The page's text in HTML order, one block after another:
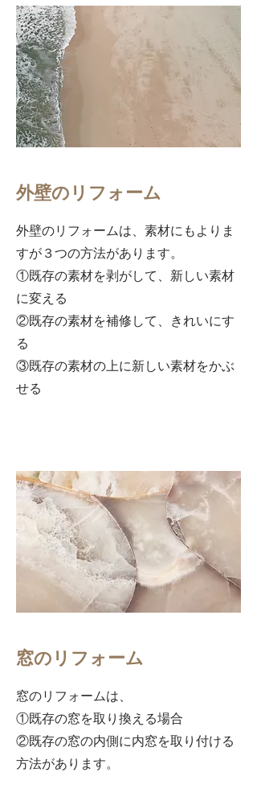
​外壁のリフォーム
​外壁のリフォームは、素材にもよりま
すが３つの方法があります。
①既存の素材を剥がして、新しい素材
に変える
②既存の素材を補修して、きれいにす
る
③既存の素材の上に新しい素材をかぶ
せる
​窓のリフォーム
窓のリフォームは、
①既存の窓を取り換える場合
②既存の窓の内側に内窓を取り付ける
方法があります。